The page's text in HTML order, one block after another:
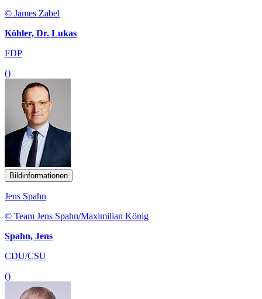
© James Zabel
Köhler, Dr. Lukas
FDP
()
Bildinformationen
Jens Spahn
© Team Jens Spahn/Maximilian König
Spahn, Jens
CDU/CSU
()